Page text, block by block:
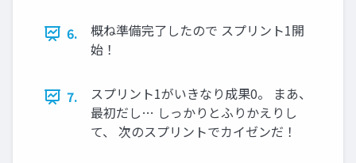
6.
概ね準備完了したので スプリント1開
始！
7.
スプリント1がいきなり成果0。 まあ、
最初だし… しっかりとふりかえりし
て、 次のスプリントでカイゼンだ！